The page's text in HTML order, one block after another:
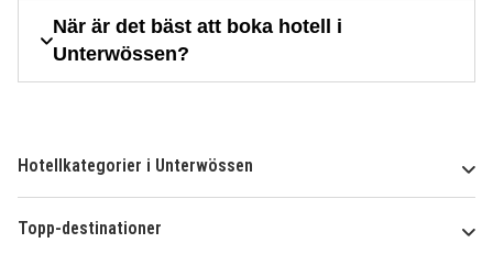
När är det bäst att boka hotell i
Unterwössen?
Hotellkategorier i Unterwössen
Topp-destinationer